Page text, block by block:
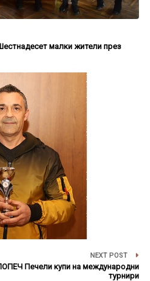
малки жители през
NEXT POST
Печели купи на международни
турнири